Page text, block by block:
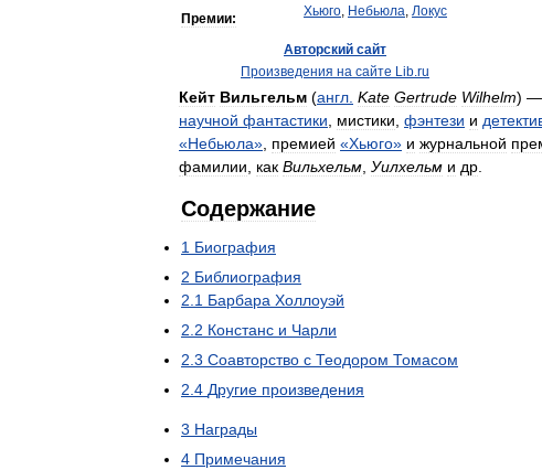
Премии: Хьюго, Небьюла, Локус
Авторский сайт
Произведения на сайте Lib.ru
Кейт Вильгельм (англ Kate Gertrude Wilhelm) —
научной фантастики мистики фэнтези и
«Небьюла» премией «Хьюго» и журнальной
фамилии
как Вильхельм Уилхельм и др
Содержание
1 Биография
2 Библиография
2 1 Барбара Холлоуэй
2 2 Констанс и Чарли
2 3 Соавторство с Теодором Томасом
2 4 Другие произведения
3 Награды
4 Примечания